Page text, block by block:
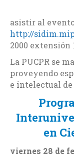
asistir al
http://
2000 extensión
La PUCPR se
proveyendo
e intelectual
en
viernes 28 de